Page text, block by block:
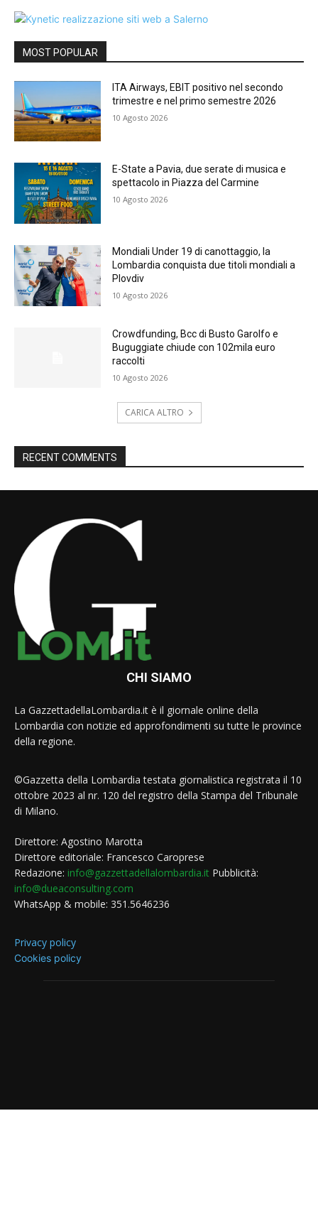
MOST POPULAR
ITA Airways, EBIT positivo nel secondo
trimestre e nel primo semestre 2026
10 Agosto 2026
E-State a Pavia, due serate di musica e
spettacolo in Piazza del Carmine
10 Agosto 2026
Mondiali Under 19 di canottaggio, la
Lombardia conquista due titoli mondiali a
Plovdiv
10 Agosto 2026
Crowdfunding, Bcc di Busto Garolfo e
Buguggiate chiude con 102mila euro
raccolti
10 Agosto 2026
CARICA ALTRO
RECENT COMMENTS
CHI SIAMO
La GazzettadellaLombardia.it è il giornale online della
Lombardia con notizie ed approfondimenti su tutte le province
della regione.
©Gazzetta della Lombardia testata giornalistica registrata il 10
ottobre 2023 al nr. 120 del registro della Stampa del Tribunale
di Milano.
Direttore: Agostino Marotta
Direttore editoriale: Francesco Caroprese
Redazione: info@gazzettadellalombardia.it Pubblicità:
info@dueaconsulting.com
WhatsApp & mobile: 351.5646236
Privacy policy
Cookies policy